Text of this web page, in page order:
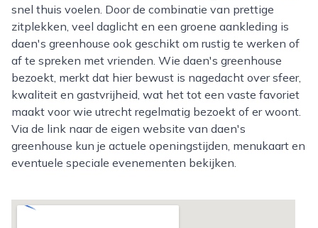
snel thuis voelen. Door de combinatie van prettige
zitplekken, veel daglicht en een groene aankleding is
daen's greenhouse ook geschikt om rustig te werken of
af te spreken met vrienden. Wie daen's greenhouse
bezoekt, merkt dat hier bewust is nagedacht over sfeer,
kwaliteit en gastvrijheid, wat het tot een vaste favoriet
maakt voor wie utrecht regelmatig bezoekt of er woont.
Via de link naar de eigen website van daen's
greenhouse kun je actuele openingstijden, menukaart en
eventuele speciale evenementen bekijken.